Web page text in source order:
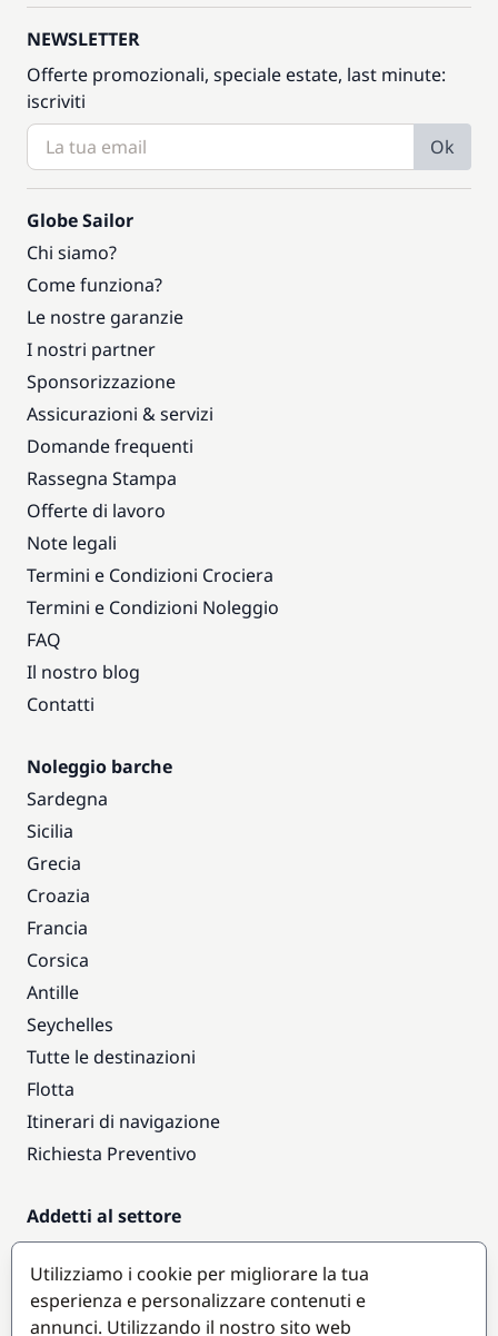
NEWSLETTER
Offerte promozionali, speciale estate, last minute:
iscriviti
Ok
Globe Sailor
Chi siamo?
Come funziona?
Le nostre garanzie
I nostri partner
Sponsorizzazione
Assicurazioni & servizi
Domande frequenti
Rassegna Stampa
Offerte di lavoro
Note legali
Termini e Condizioni Crociera
Termini e Condizioni Noleggio
FAQ
Il nostro blog
Contatti
Noleggio barche
Sardegna
Sicilia
Grecia
Croazia
Francia
Corsica
Antille
Seychelles
Tutte le destinazioni
Flotta
Itinerari di navigazione
Richiesta Preventivo
Addetti al settore
Accesso armatori
Diventare partner
Utilizziamo i cookie per migliorare la tua
esperienza e personalizzare contenuti e
annunci. Utilizzando il nostro sito web